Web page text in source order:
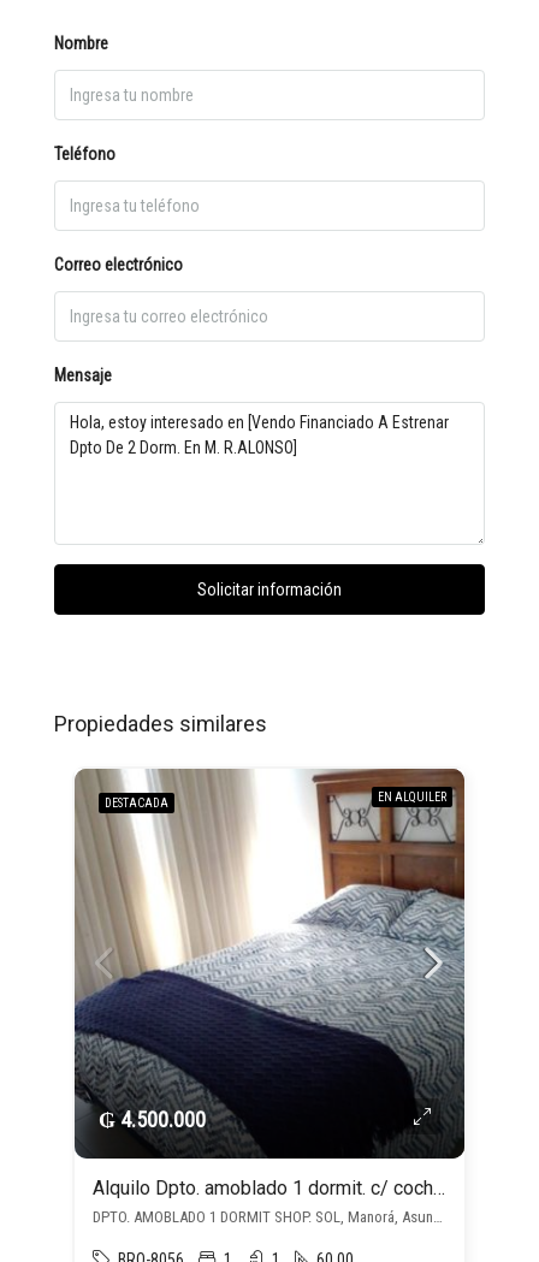
Nombre
Teléfono
Correo electrónico
Mensaje
Solicitar información
Propiedades similares
DESTACADA EN ALQUILER
₲ 4.500.000
Alquilo Dpto. amoblado 1 dormit. c/ cochera, Bo. Manorá,Paseo de la Galería
DPTO. AMOBLADO 1 DORMIT SHOP. SOL, Manorá, Asunción D.C.